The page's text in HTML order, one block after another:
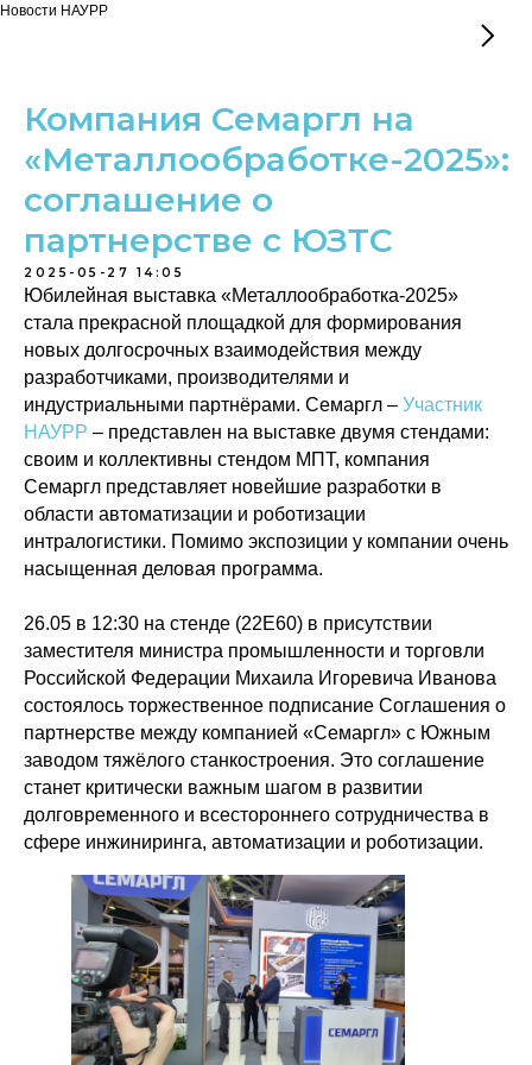
Новости НАУРР
Компания Семаргл на
«Металлообработке-2025»:
соглашение о
партнерстве с ЮЗТС
2025-05-27 14:05
Юбилейная выставка «Металлообработка-2025»
стала прекрасной площадкой для формирования
новых долгосрочных взаимодействия между
разработчиками, производителями и
индустриальными партнёрами. Семаргл – Участник
НАУРР – представлен на выставке двумя стендами:
своим и коллективны стендом МПТ, компания
Семаргл представляет новейшие разработки в
области автоматизации и роботизации
интралогистики. Помимо экспозиции у компании очень
насыщенная деловая программа.
26.05 в 12:30 на стенде (22Е60) в присутствии
заместителя министра промышленности и торговли
Российской Федерации Михаила Игоревича Иванова
состоялось торжественное подписание Соглашения о
партнерстве между компанией «Семаргл» с Южным
заводом тяжёлого станкостроения. Это соглашение
станет критически важным шагом в развитии
долговременного и всестороннего сотрудничества в
сфере инжиниринга, автоматизации и роботизации.
© 2015-2026 НАУРР. Все права защищены. При использовании материалов
ссылка на ROBOTUNION.RU — обязательна
Политика конфиденциальности
© 2015-2026 НАУРР. Все права защищены.
При использовании материалов ссылка на ROBOTUNION.RU — обязательна